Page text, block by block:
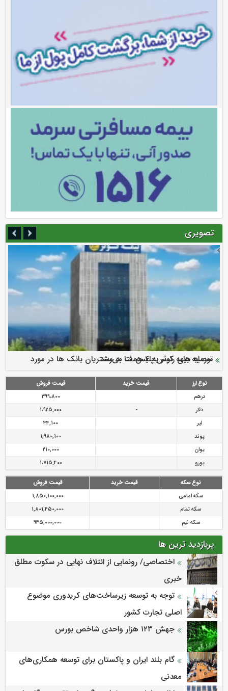
تصویری
ارزش سهام عدالت بالا رفت
سرمایه بیمه کوثر به ۴ همت می‌رسد
نود ثانیه با فولاد سنگان
تقدیر دبیرکل سندیکای بیمه گران ایران از اقدامات مدیرعامل بیمه
رازی
توصیه های رئیس پلیس فتا به مشتریان بانک ها در مورد
پیشگیری از سرقت های مجازی
نوع ارز قیمت خرید
قیمت فروش
درهم
399،800
دلار
-
1،925,000
لیر
34,100
پوند
1,980,100
یوان
210,000
یورو
1،715,400
نوع سکه قیمت خرید
قیمت فروش
سکه امامی
1,850,100,000
سکه تمام
1,801,450,000
سکه نیم
945,000,000
پربازدید ترین ها
اختصاصی/ رونمایی از ائتلاف‌ نهایی در سکوت مطلق
خبری
توجه به توسعه زیرساخت‌های کریدوری موضوع
اصلی تجارت کشور
جهش ۱۲۳ هزار واحدی شاخص بورس
گام بلند ایران و پاکستان برای توسعه همکاری‌های
معدنی